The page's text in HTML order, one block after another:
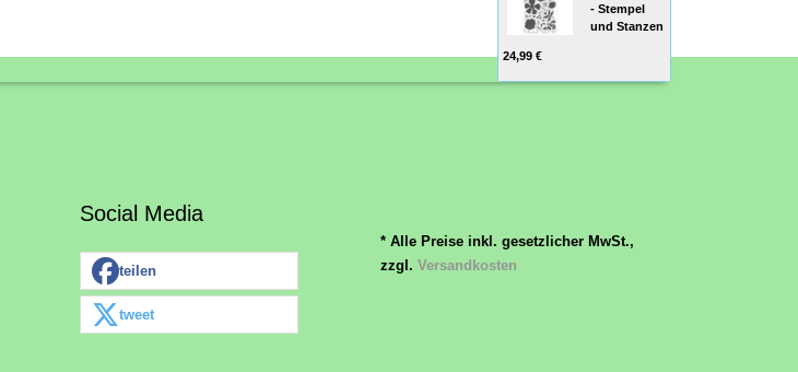
- Stempel
und Stanzen
24,99 €
Social Media
teilen
tweet
* Alle Preise inkl. gesetzlicher MwSt.,
zzgl. Versandkosten